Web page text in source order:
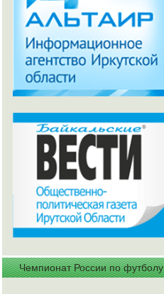
Чемпионат России по футболу